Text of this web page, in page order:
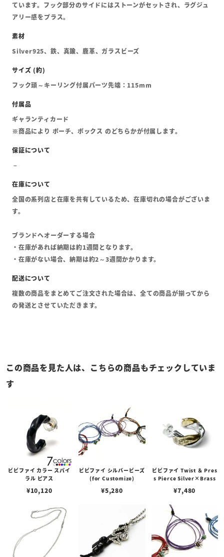
ています。フック部分のサイドにはストーンがセットされ、ラグジュ
アリー感をプラス。
Silver925、鉄、真鍮、鹿革、ガラスビーズ
フック頭～キーリング付属パーツ先端：115mm
ギャランティカード
※商品により ポーチ、ボックス のどちらかが付属します。
全国の系列店と在庫を共有しているため、在庫切れの場合がございま
す。
ブランドへオーダーする場合
・在庫があれば納期は約1週間となります。
・在庫がない場合、納期は約2～3週間かかります。
複数の商品をまとめてご注文された場合は、全ての商品が揃ってから
の発送とさせていただきます。
この商品を見た人は、こちらの商品もチェックしていま
す
ビビファイ カラー スパイ
ラル ピアス
¥10,120
ビビファイ シルバービーズ
(for Customize)
¥5,280
ビビファイ Twist ＆ Pres
s Pierce Silver×Brass
¥7,480